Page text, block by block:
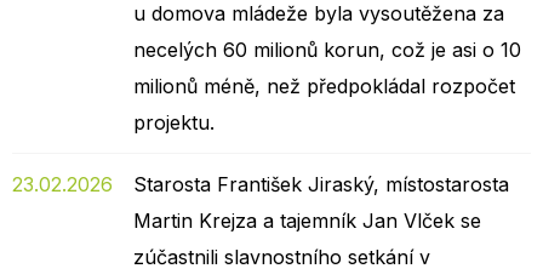
u domova mládeže byla vysoutěžena za
necelých 60 milionů korun, což je asi o 10
milionů méně, než předpokládal rozpočet
projektu.
23.02.2026
Starosta František Jiraský, místostarosta
Martin Krejza a tajemník Jan Vlček se
zúčastnili slavnostního setkání v